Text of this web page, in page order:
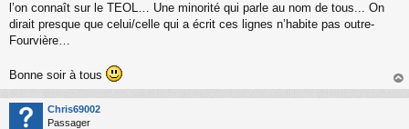
g
e
n
l
u
l’on connaît sur le TEOL… Une minorité qui parle au nom de tous... On
dirait presque que celui/celle qui a écrit ces lignes n’habite pas outre-
Fourvière…
Bonne soir à tous
au
Chris69002
Passager